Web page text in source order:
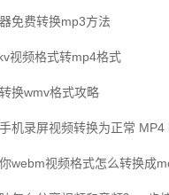
免费转换mp3方法
视频格式转mp4格式
换wmv格式攻略
机录屏视频转换为正常 MP4
webm视频格式怎么转换成